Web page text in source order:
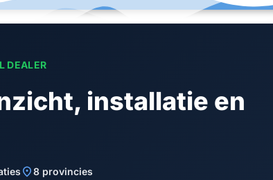
DEALER
installatie en
location_on8 provincies